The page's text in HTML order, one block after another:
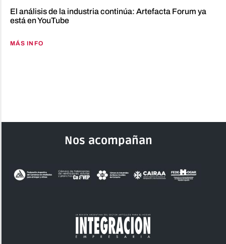
El análisis de la industria continúa: Artefacta Forum ya
está en YouTube
MÁS INFO
Nos acompañan